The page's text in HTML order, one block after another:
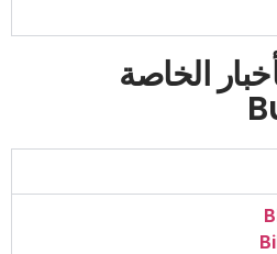
الخاصة